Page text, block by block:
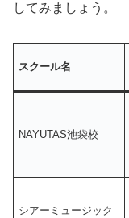
してみましょう。
スクール名
NAYUTAS池袋校
シアーミュージック